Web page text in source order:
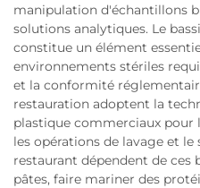
manipulation d'échantillons
solutions analytiques. Le
constitue un élément
environnements stériles
et la conformité
restauration adoptent la
plastique commerciaux pour
les opérations de lavage et le
restaurant dépendent de ces
pâtes, faire mariner des